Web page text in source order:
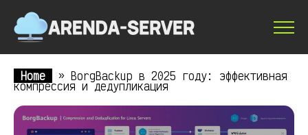
Home » BorgBackup в 2025 году: эффективная
компрессия и дедупликация